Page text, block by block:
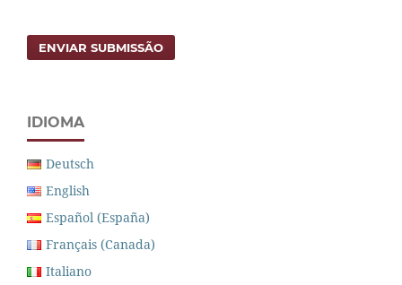
ENVIAR SUBMISSÃO
IDIOMA
Deutsch
English
Español (España)
Français (Canada)
Italiano